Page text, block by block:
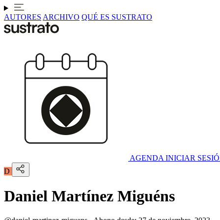
AUTORES ARCHIVO QUÉ ES SUSTRATO
AGENDA INICIAR
D
Daniel Martínez Miguéns